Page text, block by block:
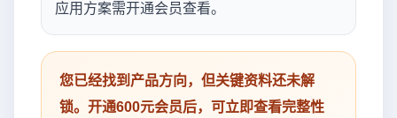
应用方案需开通会员查看。
您已经找到产品方向，但关键资料还未解
锁。开通600元会员后，可立即查看完整性